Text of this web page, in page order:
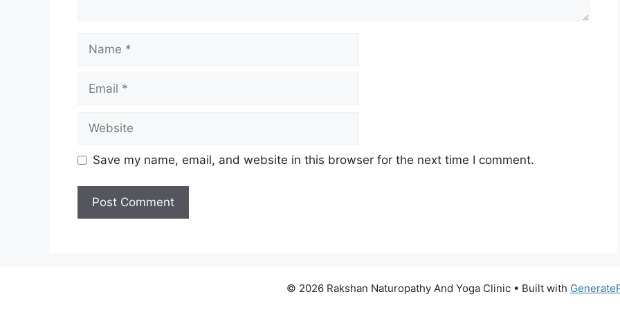
Save my name, email, and website in this browser for the next time I comment.
© 2026 Rakshan Naturopathy And Yoga Clinic• Built with